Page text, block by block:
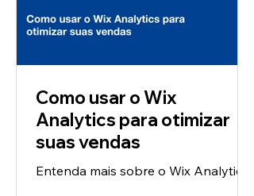
Como usar o Wix
Analytics para otimizar
suas vendas
Entenda mais sobre o Wix Analytics